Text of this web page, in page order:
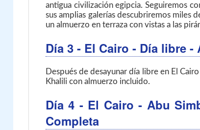
antigua civilización egipcia. Seguiremos
sus amplias galerías descubriremos miles
un almuerzo en terraza con vistas a las
Día 3 - El Cairo - Día libre -
Después de desayunar día libre en El
Khalili con almuerzo incluido.
Día 4 - El Cairo - Abu
Completa